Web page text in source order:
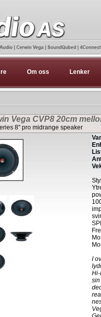
Om oss Lenker
Vega CVP8 20cm
8" pro midrange speaker
I
Hi-
sin